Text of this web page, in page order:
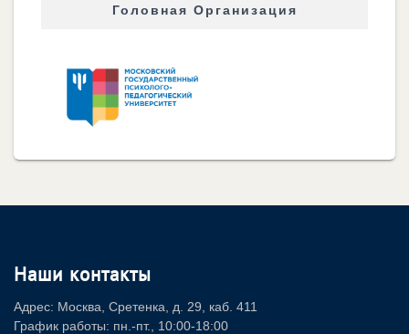
Головная Организация
Наши контакты
Адрес: Москва, Сретенка, д. 29, каб. 411
График работы: пн.-пт., 10:00-18:00